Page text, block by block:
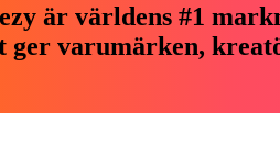
är världens #1
ger varumärken,